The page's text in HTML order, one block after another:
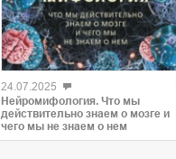
24.07.2025
Нейромифология. Что мы
действительно знаем о мозге и
чего мы не знаем о нем